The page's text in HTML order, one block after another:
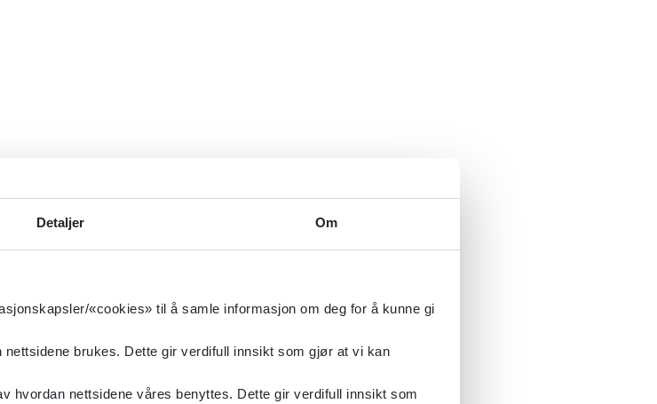
Detaljer Om
«cookies» til å samle informasjon om deg for å kunne gi
brukes. Dette gir verdifull innsikt som gjør at vi kan
hvordan nettsidene våres benyttes. Dette gir verdifull innsikt som